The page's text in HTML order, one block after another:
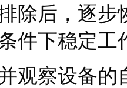
除后，逐步
件下稳定工
观察设备